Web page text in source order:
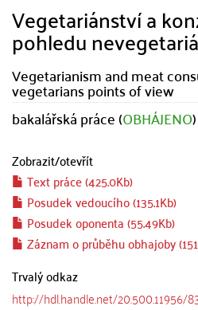
Vegetariánství a
pohledu
Vegetarianism and meat
vegetarians points of view
bakalářská práce (OBHÁJENO)
Zobrazit/otevřít
Text práce (425.0Kb)
Posudek vedoucího (135.1Kb)
Posudek oponenta (55.49Kb)
Záznam o průběhu obhajoby
Trvalý odkaz
http://hdl.handle.net/20.500.11956/